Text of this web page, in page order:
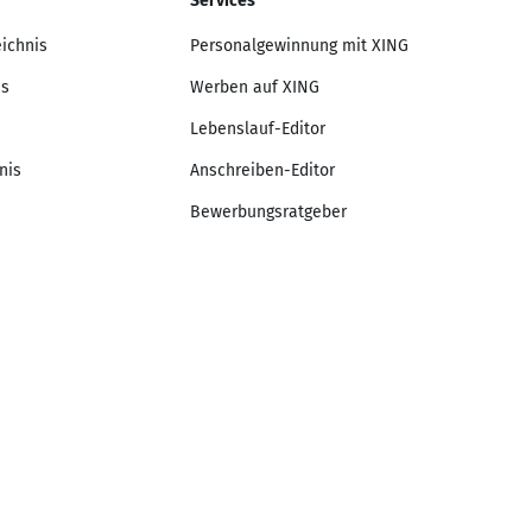
Personalgewinnung mit XING
Werben auf XING
Lebenslauf-Editor
Anschreiben-Editor
Bewerbungsratgeber